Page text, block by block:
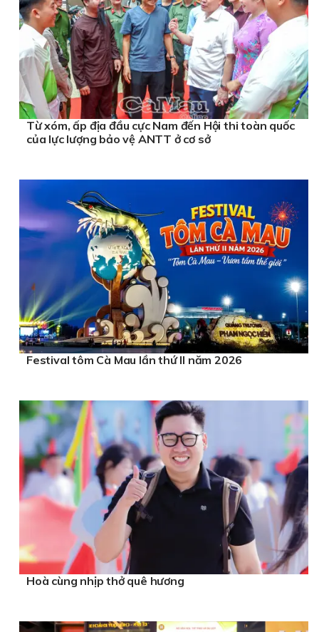
Từ xóm, ấp địa đầu cực Nam đến Hội thi toàn quốc
của lực lượng bảo vệ ANTT ở cơ sở
Festival tôm Cà Mau lần thứ II năm 2026
Hoà cùng nhịp thở quê hương